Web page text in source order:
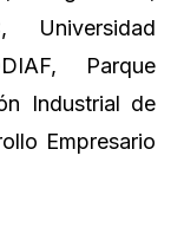
Universidad
Parque
Industrial de
Empresario